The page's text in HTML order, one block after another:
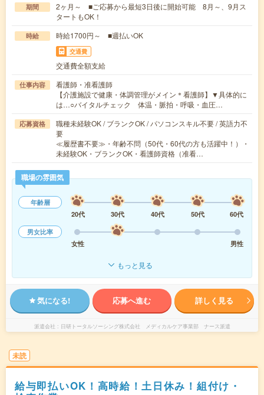
期間
2ヶ月～ ■ご応募から最短3日後に開始可能 8月～、9月ス
タートもOK！
時給 時給1700円～ ■週払いOK
交通費
交通費全額支給
仕事内容
看護師・准看護師
【介護施設で健康・体調管理がメイン＊看護師】▼具体的に
は…○バイタルチェック 体温・脈拍・呼吸・血圧…
応募資格
職種未経験OK / ブランクOK / パソコンスキル不要 / 英語力不
要
≪履歴書不要≫・年齢不問（50代・60代の方も活躍中！）・
未経験OK・ブランクOK・看護師資格（准看…
職場の雰囲気
年齢層
20代
30代 40代 50代
60代
男女比率
女性
男性
もっと見る
気になる! 応募へ進む 詳しく見る
派遣会社 日研トータルソーシング株式会社 メディカルケア事業部 ナース派遣
未読
給与即払いOK！高時給！土日休み！組付け・